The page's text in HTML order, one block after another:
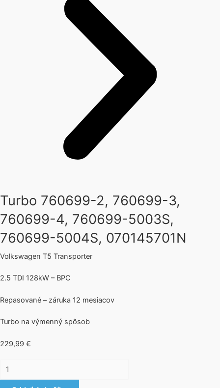
Turbo 760699-2, 760699-3,
760699-4, 760699-5003S,
760699-5004S, 070145701N
Volkswagen T5 Transporter
2.5 TDI 128kW – BPC
Repasované – záruka 12 mesiacov
Turbo na výmenný spôsob
229,99 €